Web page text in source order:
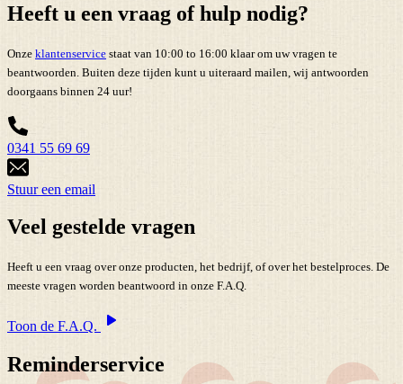
Heeft u een vraag of hulp nodig?
Onze klantenservice staat van 10:00 to 16:00 klaar om uw vragen te
beantwoorden. Buiten deze tijden kunt u uiteraard mailen, wij antwoorden
doorgaans binnen 24 uur!
0341 55 69 69
Stuur een email
Veel gestelde vragen
Heeft u een vraag over onze producten, het bedrijf, of over het bestelproces. De
meeste vragen worden beantwoord in onze F.A.Q.
Toon de F.A.Q.
Reminderservice